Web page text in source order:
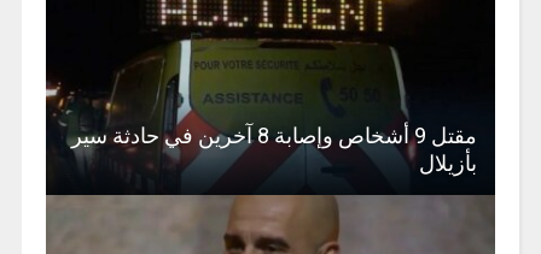
مقتل 9 أشخاص وإصابة 8 آخرين في حادثة سير
بأزيلال